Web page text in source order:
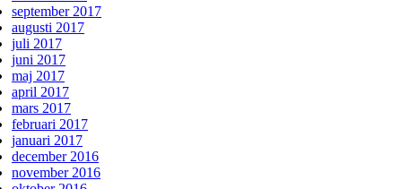
september 2017
augusti 2017
juli 2017
juni 2017
maj 2017
april 2017
mars 2017
februari 2017
januari 2017
december 2016
november 2016